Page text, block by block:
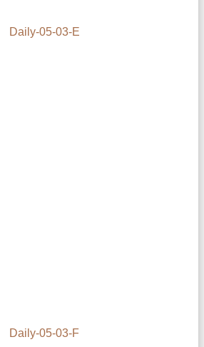
Daily-05-03-E
Daily-05-03-F